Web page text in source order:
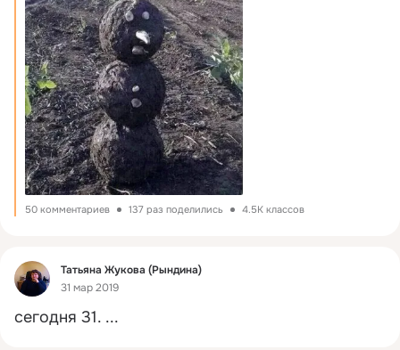
50 комментариев 137 раз поделились 4.5K классов
Фид
Татьяна Жукова (Рындина)
31 мар 2019
сегодня 31. ...